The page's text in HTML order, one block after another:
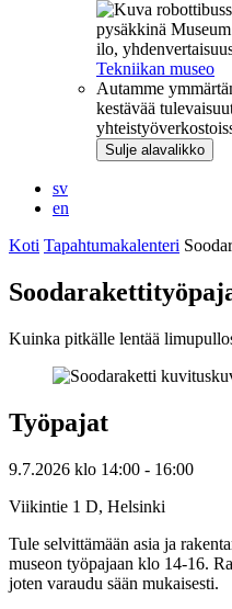
ilo,
Tekniikan museo
Autamme
kestävää
Sulje alavalikko
sv
en
Koti Tapahtumakalenteri
Kuinka pitkälle lentää
Työpajat
9.7.2026 klo 14:00 - 16:00
Viikintie 1 D, Helsinki
Tule selvittämään asia ja
museon työpajaan klo 14-16.
joten varaudu sään mukaisesti.